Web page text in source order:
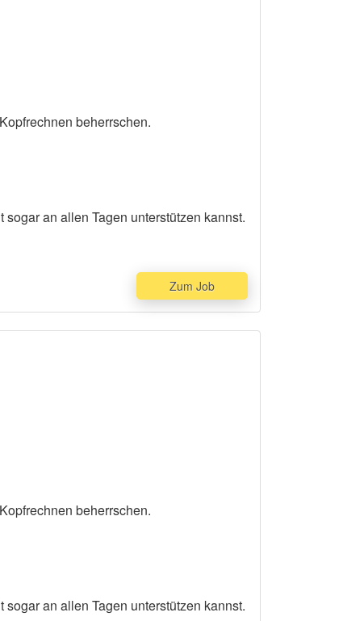
beherrschen.
an allen Tagen unterstützen kannst.
Zum Job
beherrschen.
an allen Tagen unterstützen kannst.